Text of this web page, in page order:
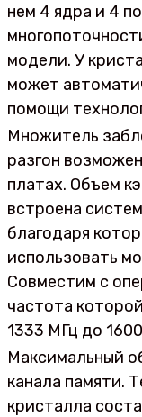
нем 4 ядра и 4
модели. У
может
помощи
Множитель
разгон
платах. Объем
встроена
благодаря
использовать
Совместим с
частота
1333 МГц до
Максимальный
канала памяти.
кристалла